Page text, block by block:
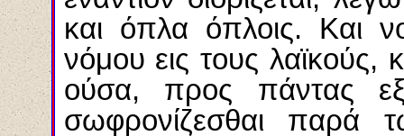
και όπλα όπλοις. Και
νόμου εις τους λαϊκούς,
ούσα, προς πάντας
σωφρονίζεσθαι παρά